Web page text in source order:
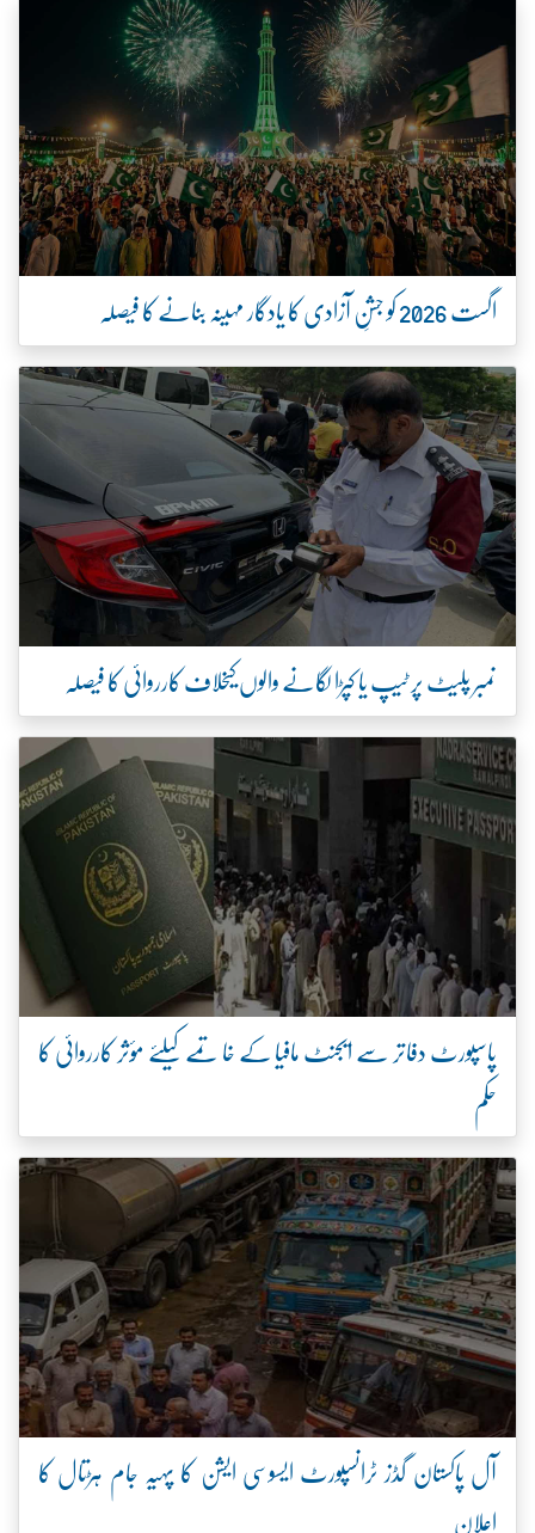
اگست 2026 کو جشنِ آزادی کا یادگار مہینہ بنانے کا فیصلہ
نمبر پلیٹ پر ٹیپ یا کپڑا لگانے والوں کیخلاف کارروائی کا فیصلہ
پاسپورٹ دفاتر سے ایجنٹ مافیا کے خاتمے کیلئے مؤثر کارروائی کا
حکم
آل پاکستان گڈز ٹرانسپورٹ ایسوسی ایشن کا پہیہ جام ہڑتال کا